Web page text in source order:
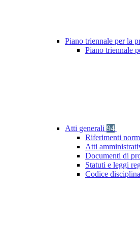
Piano triennale per la
Piano triennale
Atti generali 94
Riferimenti
Atti
Documenti di
Statuti e leggi
Codice